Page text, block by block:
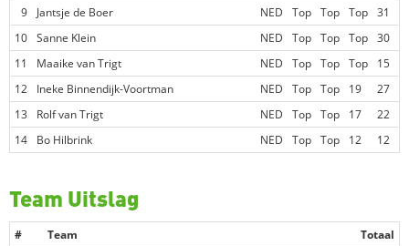
9
Jantsje de Boer NED Top Top Top 31
10 Sanne Klein NED Top Top Top 30
11
Maaike van Trigt NED Top Top Top
15
12
Ineke Binnendijk-Voortman NED Top Top 19
27
13
Rolf van Trigt NED Top Top 17
22
14
Bo Hilbrink NED Top Top 12 12
Team Uitslag
# Team
Totaal